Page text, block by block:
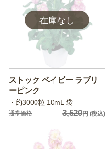
ストック ベイビー ラブリ
ーピンク
・約3000粒 10mL 袋
通常価格 3,520円(税込)